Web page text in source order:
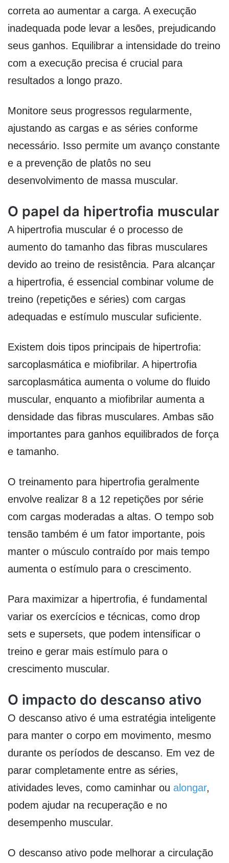
correta ao aumentar a carga. A execução
inadequada pode levar a lesões, prejudicando
seus ganhos. Equilibrar a intensidade do treino
com a execução precisa é crucial para
resultados a longo prazo.
Monitore seus progressos regularmente,
ajustando as cargas e as séries conforme
necessário. Isso permite um avanço constante
e a prevenção de platôs no seu
desenvolvimento de massa muscular.
O papel da hipertrofia muscular
A hipertrofia muscular é o processo de
aumento do tamanho das fibras musculares
devido ao treino de resistência. Para alcançar
a hipertrofia, é essencial combinar volume de
treino (repetições e séries) com cargas
adequadas e estímulo muscular suficiente.
Existem dois tipos principais de hipertrofia:
sarcoplasmática e miofibrilar. A hipertrofia
sarcoplasmática aumenta o volume do fluido
muscular, enquanto a miofibrilar aumenta a
densidade das fibras musculares. Ambas são
importantes para ganhos equilibrados de força
e tamanho.
O treinamento para hipertrofia geralmente
envolve realizar 8 a 12 repetições por série
com cargas moderadas a altas. O tempo sob
tensão também é um fator importante, pois
manter o músculo contraído por mais tempo
aumenta o estímulo para o crescimento.
Para maximizar a hipertrofia, é fundamental
variar os exercícios e técnicas, como drop
sets e supersets, que podem intensificar o
treino e gerar mais estímulo para o
crescimento muscular.
O impacto do descanso ativo
O descanso ativo é uma estratégia inteligente
para manter o corpo em movimento, mesmo
durante os períodos de descanso. Em vez de
parar completamente entre as séries,
atividades leves, como caminhar ou alongar,
podem ajudar na recuperação e no
desempenho muscular.
O descanso ativo pode melhorar a circulação